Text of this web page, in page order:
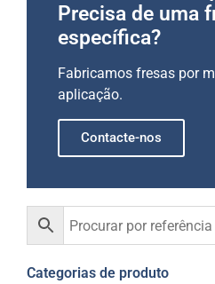
Categorias de produto
Precisa de uma
específica?
Fabricamos fresas por
aplicação.
Contacte-nos